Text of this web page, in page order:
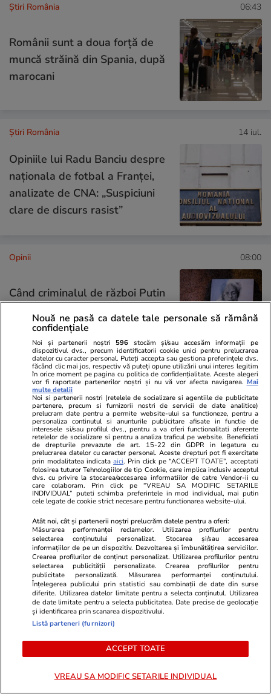
Știri România 06:43
Românii sunt a doua forță de
muncă străină din Spania, după
marocani
Știri România 14 iul.
Opiniile lui Radu Banciu despre
naționala de fotbal a Franței,
analizate de CNA: „Suspiciuni
clare de discurs rasist”
Opinii 08:00
Când criminalul de război Putin
continua
14 iul.
Studiu Every Can Counts 2025:
Bunicii și părinții reciclează,
tinerii protestează. Ce lipsește
între cele două?
O singură piatră de poticnire
pentru Bibi Talent, în drumul
spre al șaptelea mandat
Când statul de drept nu mai
Nouă ne pasă ca datele tale personale să rămână
confidențiale
Noi și partenerii noștri 596 stocăm și/sau accesăm informații pe
dispozitivul dvs., precum identificatorii cookie unici pentru prelucrarea
datelor cu caracter personal. Puteți accepta sau gestiona preferințele dvs.
făcând clic mai jos, respectiv vă puteți opune utilizării unui interes legitim
în orice moment pe pagina cu politica de confidențialitate. Aceste alegeri
vor fi raportate partenerilor noștri și nu vă vor afecta navigarea. Mai
multe detalii
Noi si partenerii nostri (retelele de socializare si agentiile de publicitate
partenere, precum si furnizorii nostri de servicii de date analitice)
prelucram date pentru a permite website-ului sa functioneze, pentru a
personaliza continutul si anunturile publicitare afisate in functie de
interesele si/sau profilul dvs., pentru a va oferi functionalitati aferente
retelelor de socializare si pentru a analiza traficul pe website. Beneficiati
de drepturile prevazute de art. 15-22 din GDPR in legatura cu
prelucrarea datelor cu caracter personal. Aceste drepturi pot fi exercitate
prin modalitatea indicataaici. Prin click pe “ACCEPT TOATE”, acceptati
folosirea tuturor Tehnologiilor de tip Cookie, care implica inclusiv acceptul
dvs. cu privire la stocarea/accesarea informatiilor de catre Vendor-ii cu
care colaboram. Prin click pe “VREAU SA MODIFIC SETARILE
INDIVIDUAL” puteti schimba preferintele in mod individual, mai putin
cele legate de cookie strict necesare pentru functionarea website-ului.
Atât noi, cât și partenerii noștri prelucrăm datele pentru a oferi:
Măsurarea performanței reclamelor. Utilizarea profilurilor pentru
selectarea conținutului personalizat. Stocarea și/sau accesarea
informațiilor de pe un dispozitiv. Dezvoltarea și îmbunătățirea serviciilor.
Crearea profilurilor de conținut personalizat. Utilizarea profilurilor pentru
selectarea publicității personalizate. Crearea profilurilor pentru
publicitate personalizată. Măsurarea performanței conținutului.
Înțelegerea publicului prin statistici sau combinații de date din surse
diferite. Utilizarea datelor limitate pentru a selecta conținutul. Utilizarea
de date limitate pentru a selecta publicitatea. Date precise de geolocație
și identificarea prin scanarea dispozitivului.
Listă parteneri (furnizori)
ACCEPT TOATE
VREAU SA MODIFIC SETARILE INDIVIDUAL